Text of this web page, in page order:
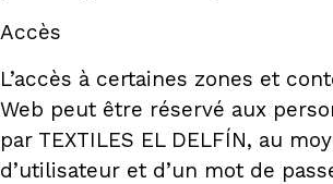
Accès
L’accès à certaines zones et
Web peut être réservé aux
par TEXTILES EL DELFÍN, au
d’utilisateur et d’un mot de